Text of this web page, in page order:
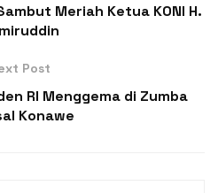
Meriah Ketua KONI H.
Post
RI Menggema di Zumba
Konawe